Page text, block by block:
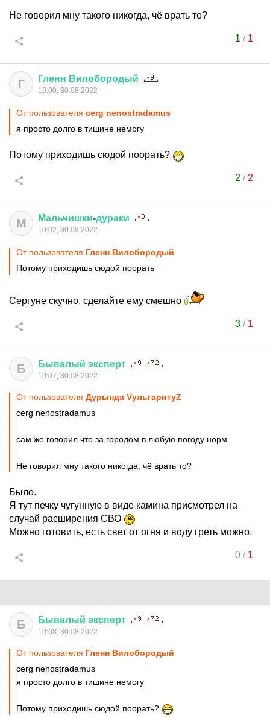
Не говорил мну такого никогда, чё врать то?
1 / 1
Г Гленн Вилобородый
10:00, 30.08.2022
От пользователя cerg nenostradamus
я просто долго в тишине немогу
Потому приходишь сюдой поорать?
2 / 2
М Мальчишки-дураки
10:02, 30.08.2022
От пользователя Гленн Вилобородый
Потому приходишь сюдой поорать
Сергуне скучно, сделайте ему смешно
3/ 1
Б Бывалый эксперт
10:07, 30.08.2022
От пользователя Дурында VульгаритуZ
cerg nenostradamus
сам же говорил что за городом в любую погоду норм
Не говорил мну такого никогда, чё врать то?
Было.
Я тут печку чугунную в виде камина присмотрел на
случай расширения СВО
Можно готовить, есть свет от огня и воду греть можно.
0/ 1
Б Бывалый эксперт
10:08, 30.08.2022
От пользователя Гленн Вилобородый
cerg nenostradamus
я просто долго в тишине немогу
Потому приходишь сюдой поорать?